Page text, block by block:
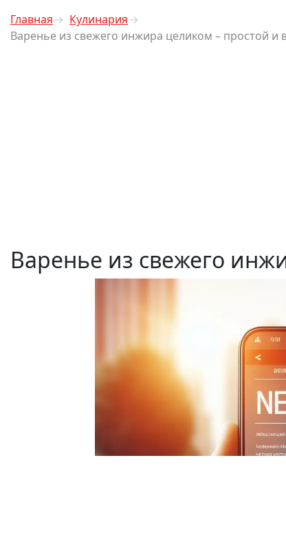
Главная
Кулинария
Варенье из свежего инжира целиком – простой и
Варенье из свежего